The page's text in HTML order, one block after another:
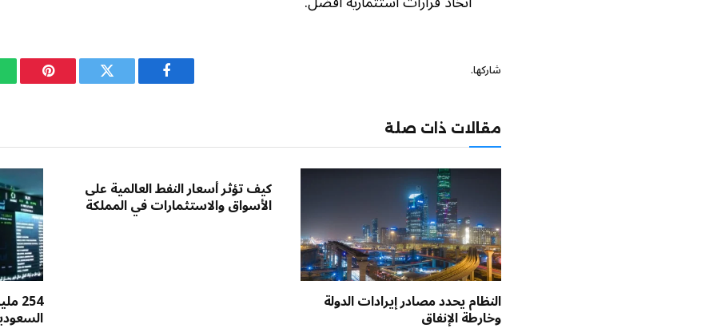
شاركها.
فيسبوك تويتر
مقالات ذات صلة
النظام يحدد مصادر إيرادات الدولة
وخارطة الإنفاق
كيف تؤثر أسعار النفط العالمية على
الأسواق والاستثمارات في المملكة